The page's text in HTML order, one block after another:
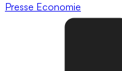
Presse Economie